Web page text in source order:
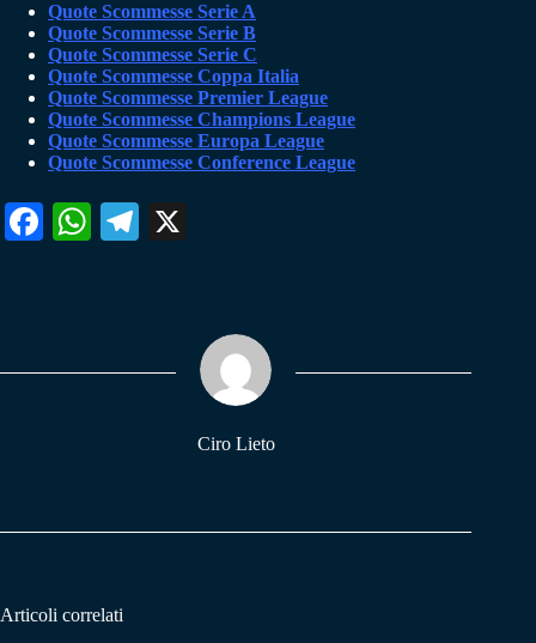
Quote Scommesse Serie A
Quote Scommesse Serie B
Quote Scommesse Serie C
Quote Scommesse Coppa Italia
Quote Scommesse Premier League
Quote Scommesse Champions League
Quote Scommesse Europa League
Quote Scommesse Conference League
Fa W
pp
Te
m
Ciro Lieto
Articoli correlati